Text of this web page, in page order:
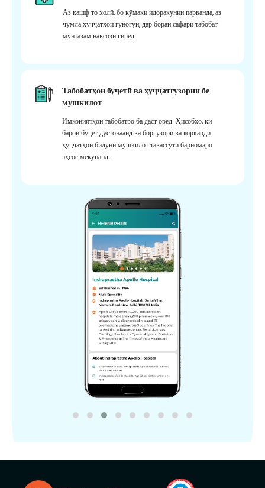
Аз кашф то холӣ, бо кӯмаки идоракунии парванда, аз
ҷумла ҳуҷҷатҳои гуногун, дар бораи сафари табобат
мунтазам навсозӣ гиред.
Табобатҳои буҷетӣ ва ҳуҷҷатгузории бе
мушкилот
Имкониятҳои табобатро ба даст оред. Ҳисобҳо, ки
барои буҷет дӯстонаанд ва боргузорӣ ва коркарди
ҳуҷҷатҳои бидуни мушкилот тавассути барномаро
эҳсос мекунанд.